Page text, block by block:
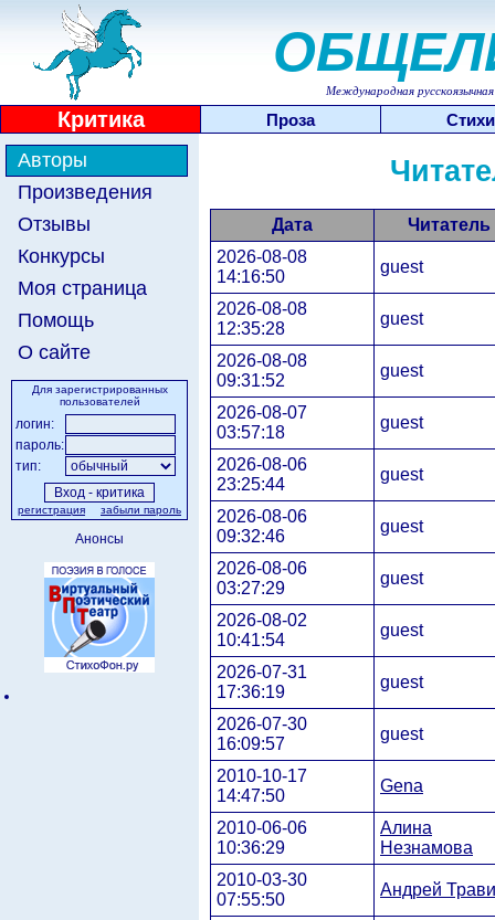
Международная
Критика Проза Стихи
Авторы
Произведения
Отзывы
Конкурсы
Моя страница
Помощь
О сайте
Для зарегистрированных
пользователей
логин:
пароль:
тип:
регистрация забыли пароль
Анонсы
Дата
Читатель
2026-08-08
14:16:50
guest
2026-08-08
12:35:28
guest
2026-08-08
09:31:52
guest
2026-08-07
03:57:18
guest
2026-08-06
23:25:44
guest
2026-08-06
09:32:46
guest
2026-08-06
03:27:29
guest
2026-08-02
10:41:54
guest
2026-07-31
17:36:19
guest
2026-07-30
16:09:57
guest
2010-10-17
14:47:50
Gena
2010-06-06
10:36:29
Алина
Незнамова
2010-03-30
07:55:50
Андрей